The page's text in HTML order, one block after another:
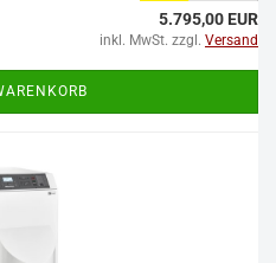
5.795,00 EUR
inkl. MwSt. zzgl. Versand